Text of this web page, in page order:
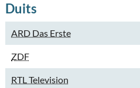
Duits
ARD Das Erste
ZDF
RTL Television